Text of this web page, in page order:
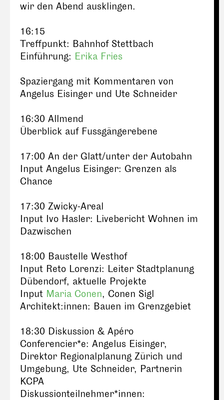
wir den Abend ausklingen.
16:15
Treffpunkt: Bahnhof Stettbach
Einführung: Erika Fries
Spaziergang mit Kommentaren von
Angelus Eisinger und Ute Schneider
16:30 Allmend
Überblick auf Fussgängerebene
17:00 An der Glatt/unter der Autobahn
Input Angelus Eisinger: Grenzen als
Chance
17:30 Zwicky-Areal
Input Ivo Hasler: Livebericht Wohnen im
Dazwischen
18:00 Baustelle Westhof
Input Reto Lorenzi: Leiter Stadtplanung
Dübendorf, aktuelle Projekte
Input Maria Conen, Conen Sigl
Architekt:innen: Bauen im Grenzgebiet
18:30 Diskussion & Apéro
Conferencier*e: Angelus Eisinger,
Direktor Regionalplanung Zürich und
Umgebung, Ute Schneider, Partnerin
KCPA
Diskussionteilnehmer*innen: